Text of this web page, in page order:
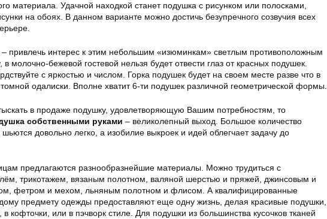
материала. Удачной находкой станет подушка с рисунком или полосками,
на обоях. В данном варианте можно достичь безупречного созвучия всех
– привлечь интерес к этим небольшим «изюминкам» светлым противоположным
молочно-бежевой гостевой нельзя будет отвести глаз от красных подушек.
с яркостью и числом. Горка подушек будет на своем месте разве что в
одалиски. Вполне хватит 6-ти подушек различной геометрической формы.
в продаже подушку, удовлетворяющую Вашим потребностям, то
собственными руками – великолепный выход. Большое количество
довольно легко, а изобилие выкроек и идей облегчает задачу до
предлагаются разнообразнейшие материалы. Можно трудиться с
трикотажем, вязаным полотном, валяной шерстью и пряжей, джинсовым и
фетром и мехом, льняным полотном и флисом. А квалифицированные
предмету одежды предоставляют еще одну жизнь, делая красивые подушки,
кофточки, или в пэчворк стиле. Для подушки из большинства кусочков тканей